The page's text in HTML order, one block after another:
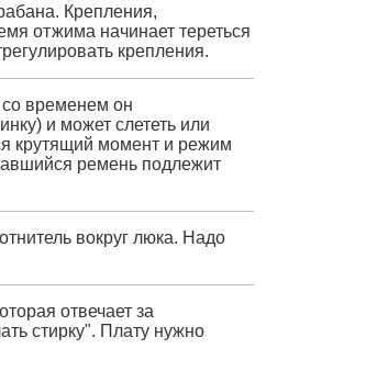
Крепления,
отжима начинает тереться
крепления.
временем он
и может слететь или
крутящий момент и режим
ремень подлежит
вокруг люка. Надо
отвечает за
стирку". Плату нужно